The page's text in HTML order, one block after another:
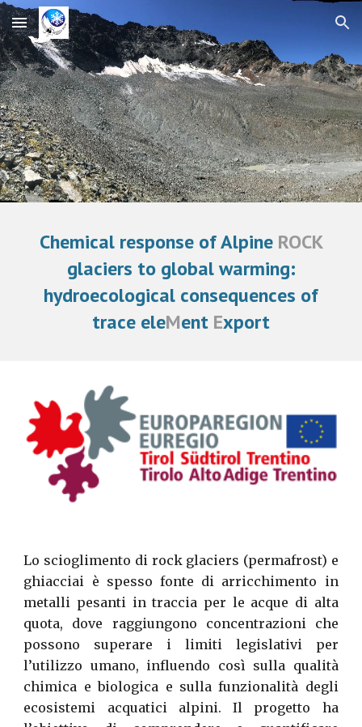
Skip to main content Skip to navigation
Chemical response of Alpine ROCK
glaciers to global warming:
hydroecological consequences of
trace eleMent Export
Lo scioglimento di rock glaciers (permafrost) e
ghiacciai è spesso fonte di arricchimento in
metalli pesanti in traccia per le acque di alta
quota, dove raggiungono concentrazioni che
possono superare i limiti legislativi per
l’utilizzo umano, influendo così sulla qualità
chimica e biologica e sulla funzionalità degli
ecosistemi acquatici alpini. Il progetto ha